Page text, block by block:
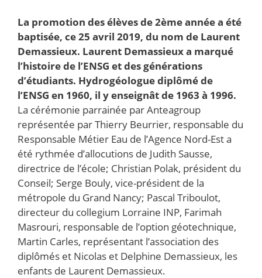
La promotion des élèves de 2ème année a été
baptisée, ce 25 avril 2019, du nom de Laurent
Demassieux. Laurent Demassieux a marqué
l’histoire de l’ENSG et des générations
d’étudiants. Hydrogéologue diplômé de
l’ENSG en 1960, il y enseignât de 1963 à 1996.
La cérémonie parrainée par Anteagroup
représentée par Thierry Beurrier, responsable du
Responsable Métier Eau de l’Agence Nord-Est a
été rythmée d’allocutions de Judith Sausse,
directrice de l’école; Christian Polak, président du
Conseil; Serge Bouly, vice-président de la
métropole du Grand Nancy; Pascal Triboulot,
directeur du collegium Lorraine INP, Farimah
Masrouri, responsable de l’option géotechnique,
Martin Carles, représentant l’association des
diplômés et Nicolas et Delphine Demassieux, les
enfants de Laurent Demassieux.